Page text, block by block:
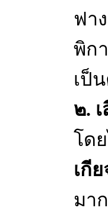
ฟา
พิก
เป็
๒.
โด
เกี
มา